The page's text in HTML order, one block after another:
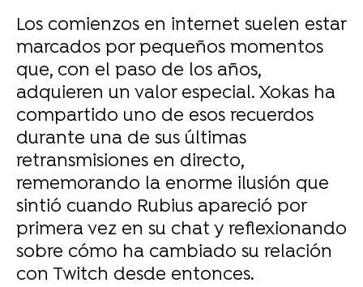
Los comienzos en internet suelen estar
marcados por pequeños momentos
que, con el paso de los años,
adquieren un valor especial. Xokas ha
compartido uno de esos recuerdos
durante una de sus últimas
retransmisiones en directo,
rememorando la enorme ilusión que
sintió cuando Rubius apareció por
primera vez en su chat y reflexionando
sobre cómo ha cambiado su relación
con Twitch desde entonces.